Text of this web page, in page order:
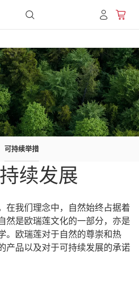
可持续举措
续发展
在我们理念中，自然始终占据着
然是欧瑞莲文化的一部分，亦是
。欧瑞莲对于自然的尊崇和热
产品以及对于可持续发展的承诺